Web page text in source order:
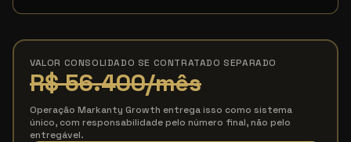
VALOR CONSOLIDADO SE CONTRATADO SEPARADO
R$ 56.400/mês
Operação Markanty Growth entrega isso como sistema
único, com responsabilidade pelo número final, não pelo
entregável.